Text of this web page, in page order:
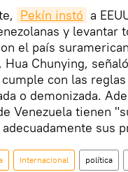
Pekín instó a
y levantar
el país
Hua Chunying,
cumple con las
o demonizada.
Venezuela tienen
sus
Internacional política